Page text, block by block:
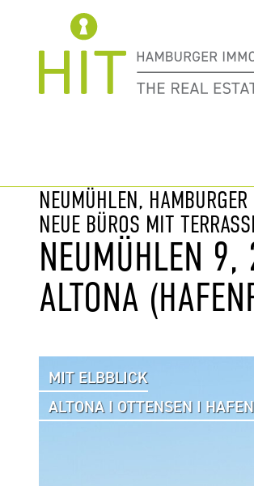
NEUMÜHLEN,
NEUE BÜROS MIT
NEUMÜHLEN
ALTONA
MIT ELBBLICK
ALTONA I OTTENSEN I